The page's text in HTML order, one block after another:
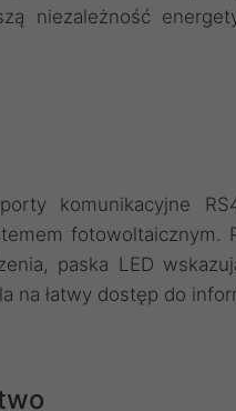
niezależność
komunikacyjne
fotowoltaicznym.
paska LED
na łatwy dostęp do